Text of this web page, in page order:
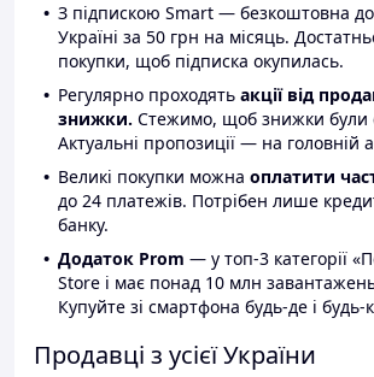
З підпискою Smart — безкоштовна
Україні за 50 грн на місяць.
покупки, щоб підписка окупилась.
Регулярно проходять акції від
знижки. Стежимо, щоб знижки були
Актуальні пропозиції — на головній
Великі покупки можна оплатити
до 24 платежів. Потрібен лише
банку.
Додаток Prom — у топ-3 категорії
Store і має понад 10 млн
Купуйте зі смартфона будь-де і будь-
Продавці з усієї України